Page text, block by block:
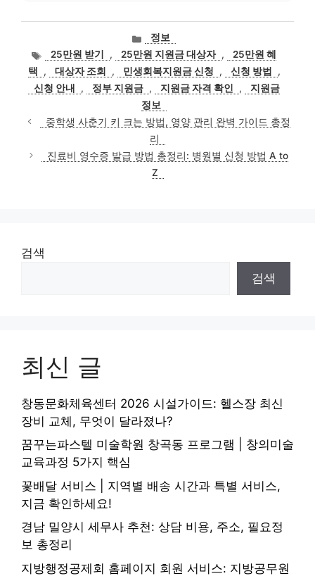
카
테
고
리
정보
태25만원 받기 , 25만원 지원금 대상자 ,
25만원 혜
택
, 대상자 조회 , 민생회복지원금 신청 , 신청 방법
,
신청 안내
, 정부 지원금 , 지원금 자격 확인 ,
지원금
정보
중학생 사춘기 키 크는 방법, 영양 관리 완벽 가이드 총정
리
진료비 영수증 발급 방법 총정리: 병원별 신청 방법 A to
Z
검색
검색
최신 글
창동문화체육센터 2026 시설가이드: 헬스장 최신
장비 교체, 무엇이 달라졌나?
꿈꾸는파스텔 미술학원 창곡동 프로그램 | 창의미술
교육과정 5가지 핵심
꽃배달 서비스 | 지역별 배송 시간과 특별 서비스,
지금 확인하세요!
경남 밀양시 세무사 추천: 상담 비용, 주소, 필요정
보 총정리
지방행정공제회 홈페이지 회원 서비스: 지방공무원